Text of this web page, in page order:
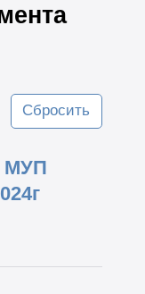
Сбросить
МУП